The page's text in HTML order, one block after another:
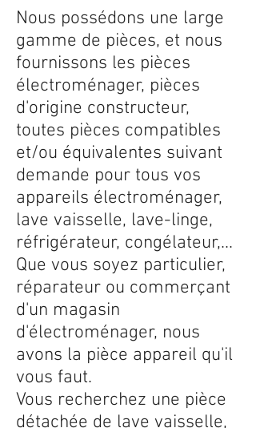
Nous possédons une large
gamme de pièces, et nous
fournissons les pièces
électroménager, pièces
d'origine constructeur,
toutes pièces compatibles
et/ou équivalentes suivant
demande pour tous vos
appareils électroménager,
lave vaisselle, lave-linge,
réfrigérateur, congélateur,...
Que vous soyez particulier,
réparateur ou commerçant
d'un magasin
d'électroménager, nous
avons la pièce appareil qu'il
vous faut.
Vous recherchez une pièce
détachée de lave vaisselle,